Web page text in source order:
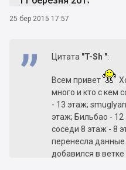
25 бер 2015 17:57
Цитата "T-Sh ":
Всем привет
много и кто с кем
- 13 этаж;
этаж; Бильбао -
соседи 8 этаж - 8
перенесла данные
добавился в